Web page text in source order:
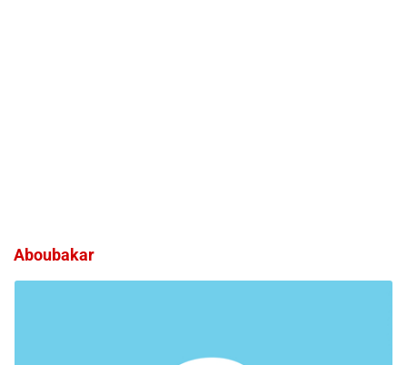
Aboubakar